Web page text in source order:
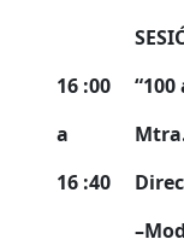
16 :00
a
16 :40
–